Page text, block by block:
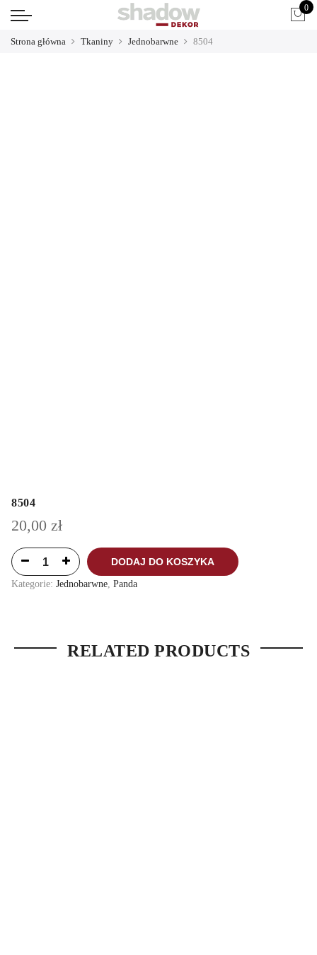
0
Strona główna Tkaniny Jednobarwne 8504
8504
20,00 zł
DODAJ DO KOSZYKA
Kategorie: Jednobarwne Panda
RELATED PRODUCTS